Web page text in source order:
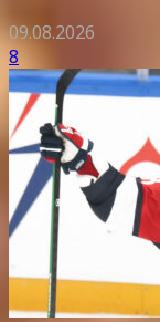
09.08.2026
8